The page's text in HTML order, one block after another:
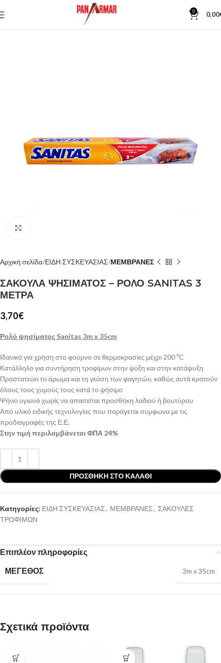
0 0,00
Αρχική σελίδα ΕΙΔΗ ΣΥΣΚΕΥΑΣΙΑΣ ΜΕΜΒΡΑΝΕΣ
ΣΑΚΟΥΛΑ ΨΗΣΙΜΑΤΟΣ – ΡΟΛΟ SANITAS 3
ΜΕΤΡΑ
3,70€
Ρολό ψησίματος Sanitas 3m x 35cm
Ιδανικό για χρήση στο φούρνο σε θερμοκρασίες μέχρι 200 ⁰C
Κατάλληλο για συντήρηση τροφίμων στην ψύξη και στην κατάψυξη
Προστατεύει το άρωμα και τη γεύση των φαγητών, καθώς αυτά κρατούν
όλους τους χυμούς τους κατά το ψήσιμο
Ψήνει υγιεινά χωρίς να απαιτείται προσθήκη λαδιού ή βουτύρου
Από υλικό ειδικής τεχνολογίας που παράγεται σύμφωνα με τις
προδιαγραφές της Ε.Ε.
Στην τιμή περιλαμβάνεται ΦΠΑ 24%
ΠΡΟΣΘΉΚΗ ΣΤΟ ΚΑΛΆΘΙ
Κατηγορίες: ΕΙΔΗ ΣΥΣΚΕΥΑΣΙΑΣ, ΜΕΜΒΡΑΝΕΣ, ΣΑΚΟΥΛΕΣ
ΤΡΟΦΙΜΩΝ
Επιπλέον πληροφορίες
ΜΕΓΕΘΟΣ
3m x 35cm
Σχετικά προϊόντα